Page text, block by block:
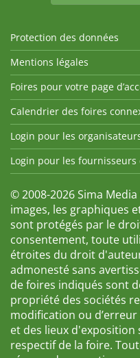
Protection des données
Mentions légales
Foires pour votre page
Calendrier des foires
Login pour les
Login pour les fournisseurs
© 2008-2026 Sima
images, les graphiques
sont protégés par le
consentement, toute
étroites du droit
admonesté sans
de foires indiqués sont
propriété des sociétés
modification ou
et des lieux d'exposition
respectif de la foire.